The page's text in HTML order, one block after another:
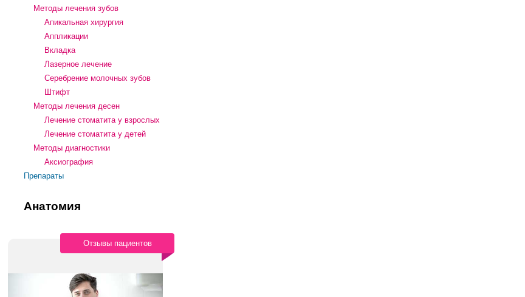
Методы лечения зубов
Апикальная хирургия
Аппликации
Вкладка
Лазерное лечение
Серебрение молочных зубов
Штифт
Методы лечения десен
Лечение стоматита у взрослых
Лечение стоматита у детей
Методы диагностики
Аксиография
Препараты
Анатомия
Отзывы пациентов